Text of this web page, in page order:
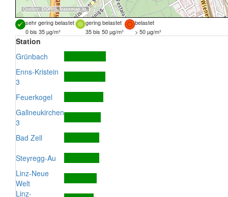
Quellen: DORIS, basemap.at
sehr gering belastet gering belastet
belastet
0 bis 35 µg/m³
35 bis 50 µg/m³ > 50 µg/m³
Station
Grünbach
Enns-Kristein
3
Feuerkogel
Gallneukirchen
3
Bad Zell
Steyregg-Au
Linz-Neue
Welt
Linz-